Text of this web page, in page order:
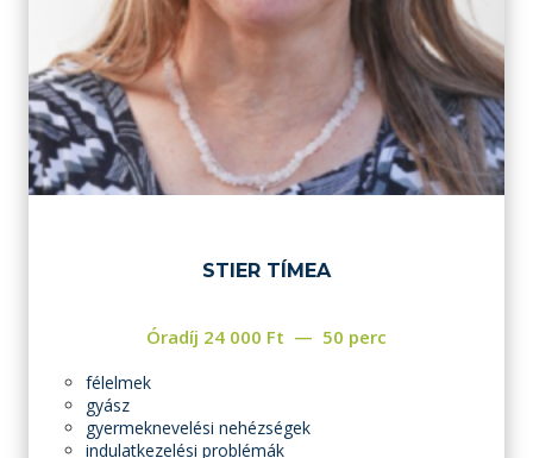
STIER TÍMEA
Óradíj 24 000 Ft 50 perc
félelmek
gyász
gyermeknevelési nehézségek
indulatkezelési problémák